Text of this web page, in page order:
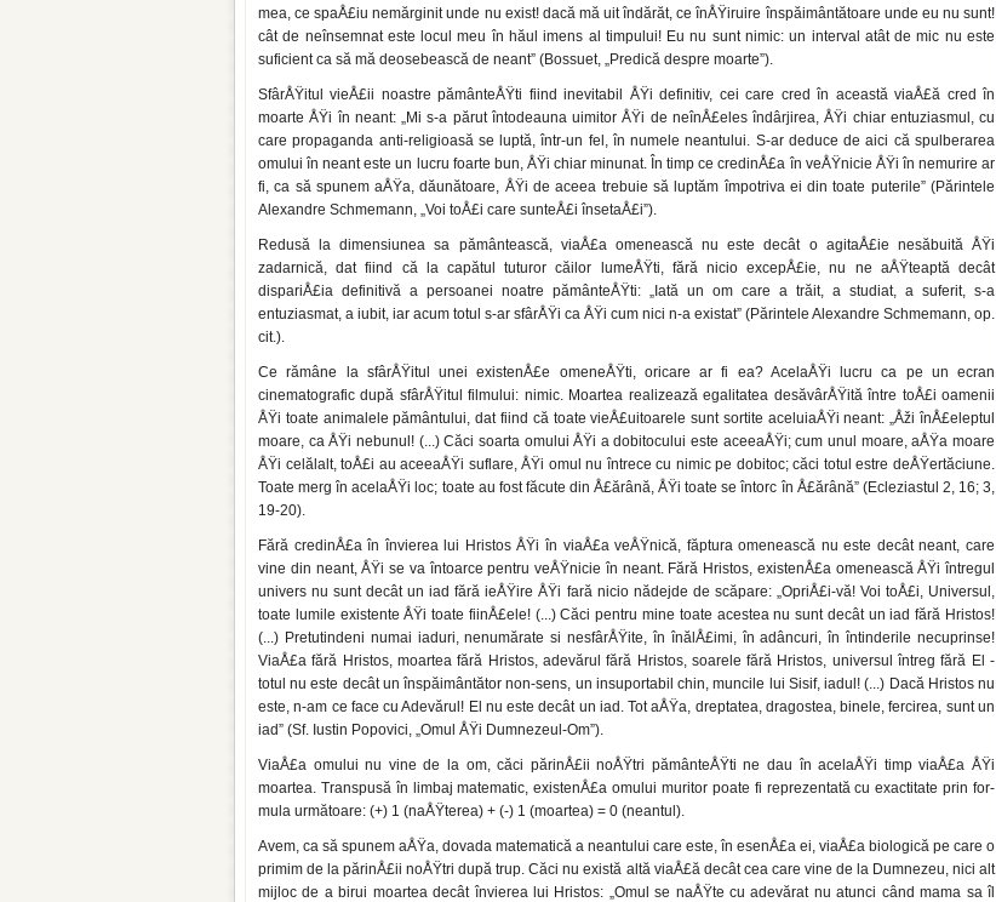
mea, ce spaÅ£iu nemărginit unde nu exist! dacă mă uit îndărăt, ce înÅŸiruire înspăimântătoare unde eu nu sunt!
cât de neînsemnat este locul meu în hăul imens al timpului! Eu nu sunt nimic: un interval atât de mic nu este
suficient ca să mă deosebească de neant” (Bossuet, „Predică despre moarte”).
SfârÅŸitul vieÅ£ii noastre pământeÅŸti fi­ind inevitabil ÅŸi definitiv, cei care cred în această viaÅ£ă cred în
moarte ÅŸi în neant: „Mi s-a părut întodeauna uimitor ÅŸi de neînÅ£eles îndârjirea, ÅŸi chiar entuziasmul, cu
care propaganda anti-religioasă se lup­tă, într-un fel, în numele neantului. S-ar deduce de aici că spulberarea
omului în neant este un lucru foarte bun, ÅŸi chiar mi­nunat. În timp ce credinÅ£a în veÅŸnicie ÅŸi în nemurire ar
fi, ca să spunem aÅŸa, dăună­toare, ÅŸi de aceea trebuie să luptăm împo­triva ei din toate puterile” (Părintele
Alexandre Schmemann, „Voi toÅ£i care sunteÅ£i însetaÅ£i”).
Redusă la dimensiunea sa pământeas­că, viaÅ£a omenească nu este decât o agitaÅ£ie nesăbuită ÅŸi
zadarnică, dat fiind că la ca­pătul tuturor căilor lumeÅŸti, fără nicio excepÅ£ie, nu ne aÅŸteaptă decât
dispariÅ£ia definitivă a persoanei noatre pământeÅŸti: „Iată un om care a trăit, a studiat, a sufe­rit, s-a
entuziasmat, a iubit, iar acum to­tul s-ar sfârÅŸi ca ÅŸi cum nici n-a existat” (Părintele Alexandre Schmemann, op.
cit.).
Ce rămâne la sfârÅŸitul unei existenÅ£e omeneÅŸti, oricare ar fi ea? AcelaÅŸi lucru ca pe un ecran
cinematografic după sfârÅŸitul filmului: nimic. Moartea realizează egalita­tea desăvârÅŸită între toÅ£i oamenii
ÅŸi toate animalele pământului, dat fiind că toate vieÅ£uitoarele sunt sortite aceluiaÅŸi neant: „Åži înÅ£eleptul
moare, ca ÅŸi nebunul! (...) Căci soarta omului ÅŸi a dobitocului este aceeaÅŸi; cum unul moare, aÅŸa moare
ÅŸi celălalt, toÅ£i au aceeaÅŸi suflare, ÅŸi omul nu întrece cu ni­mic pe dobitoc; căci totul estre deÅŸertăciune.
Toate merg în acelaÅŸi loc; toate au fost fă­cute din Å£ărână, ÅŸi toate se întorc în Å£ărână” (Ecleziastul 2, 16; 3,
19-20).
Fără credinÅ£a în învierea lui Hristos ÅŸi în viaÅ£a veÅŸnică, făptura omenească nu este decât neant, care
vine din neant, ÅŸi se va întoarce pentru veÅŸnicie în neant. Fără Hristos, existenÅ£a omenească ÅŸi întregul
univers nu sunt decât un iad fără ieÅŸire ÅŸi fară nicio nădejde de scăpare: „OpriÅ£i-vă! Voi toÅ£i, Universul,
toate lumile existente ÅŸi toate fiinÅ£ele! (...) Căci pentru mine toate acestea nu sunt decât un iad fără Hristos!
(...) Pretutindeni numai iaduri, nenumă­rate si nesfârÅŸite, în înălÅ£imi, în adâncuri, în întinderile necuprinse!
ViaÅ£a fără Hristos, moartea fără Hristos, adevărul fără Hristos, soarele fără Hristos, universul întreg fără El -
totul nu este decât un înspăimântător non-sens, un insuportabil chin, muncile lui Sisif, iadul! (...) Dacă Hristos nu
este, n-am ce face cu Adevărul! El nu este decât un iad. Tot aÅŸa, dreptatea, dragostea, binele, fercirea, sunt un
iad” (Sf. Iustin Popovici, „Omul ÅŸi Dumnezeul-Om”).
ViaÅ£a omului nu vine de la om, căci părinÅ£ii noÅŸtri pământeÅŸti ne dau în acelaÅŸi timp viaÅ£a ÅŸi
moartea. Transpusă în lim­baj matematic, existenÅ£a omului muritor poate fi reprezentată cu exactitate prin for­
mula următoare: (+) 1 (naÅŸterea) + (-) 1 (moartea) = 0 (neantul).
Avem, ca să spunem aÅŸa, dovada ma­tematică a neantului care este, în esenÅ£a ei, viaÅ£a biologică pe care o
primim de la părinÅ£ii noÅŸtri după trup. Căci nu există altă viaÅ£ă decât cea care vine de la Dumnezeu, nici alt
mijloc de a birui moar­tea decât învierea lui Hristos: „Omul se naÅŸte cu adevărat nu atunci când mama sa îl